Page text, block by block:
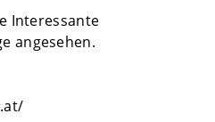
Interessante
angesehen.